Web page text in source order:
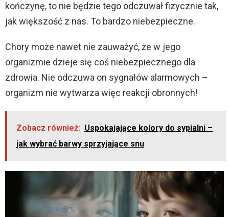
kończynę, to nie będzie tego odczuwał fizycznie tak,
jak większość z nas. To bardzo niebezpieczne.
Chory może nawet nie zauważyć, że w jego
organizmie dzieje się coś niebezpiecznego dla
zdrowia. Nie odczuwa on sygnałów alarmowych –
organizm nie wytwarza więc reakcji obronnych!
Zobacz również: Uspokajające kolory do sypialni –
jak wybrać barwy sprzyjające snu